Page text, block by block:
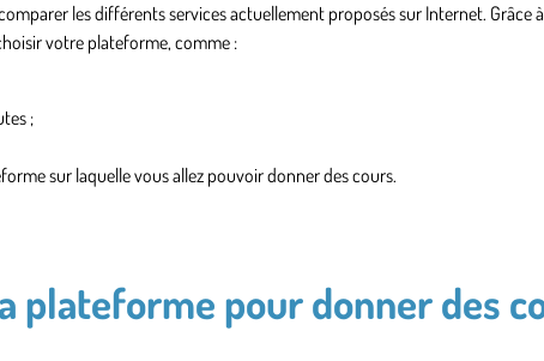
les différents services actuellement proposés sur Internet. Grâce à
votre plateforme, comme :
;
sur laquelle vous allez pouvoir donner des cours.
plateforme pour donner des